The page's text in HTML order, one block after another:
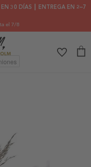
30 DÍAS ┃ ENTREGA EN 2–7
el 7/8